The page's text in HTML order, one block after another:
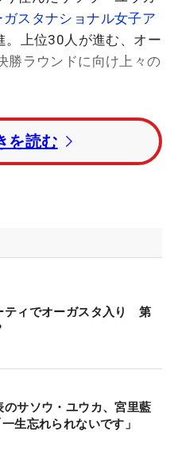
ガスタナショナル女子ア
。上位30人が進む、オー
勝ラウンドに向け上々の
マでいくら丼【写真
ップ女子アマチュアが
会で金メダルを獲得し
にプロを目指すことを
良く経済的にも負担の
とになり、生まれ故郷
、世界各地で行われる
てきた。
を読む
ティでオーガスタ入り 第
のサソウ・ユウカ、宮里藍
生忘れられないです」